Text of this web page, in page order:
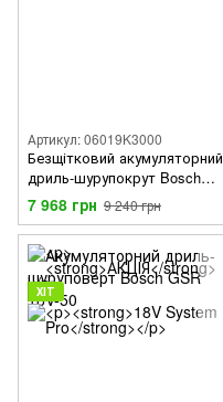
Артикул: 06019K3000
Безщітковий акумуляторний
дриль-шурупокрут Bosch
GSR 185-LI
7 968 грн 9 240 грн
ХІТ